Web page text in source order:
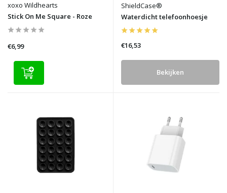
xoxo Wildhearts
Stick On Me Square - Roze
€6,99
ShieldCase®
Waterdicht telefoonhoesje
€16,53
Bekijken